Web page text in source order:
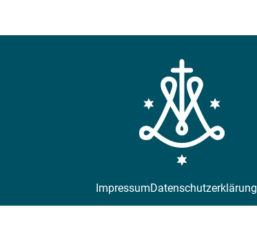
ImpressumDatenschutzerklärung